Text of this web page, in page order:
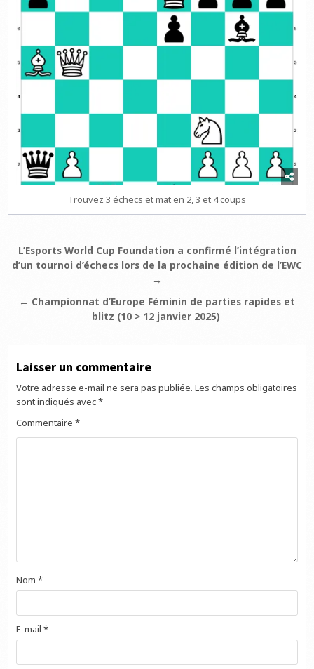
Trouvez 3 échecs et mat en 2, 3 et 4 coups
Navigation
de
l’article
L’Esports World Cup Foundation a confirmé l’intégration
d’un tournoi d’échecs lors de la prochaine édition de l’EWC
→
← Championnat d’Europe Féminin de parties rapides et
blitz (10 > 12 janvier 2025)
Laisser un commentaire
Votre adresse e-mail ne sera pas publiée. Les champs obligatoires
sont indiqués avec*
Commentaire*
Nom*
E-mail*